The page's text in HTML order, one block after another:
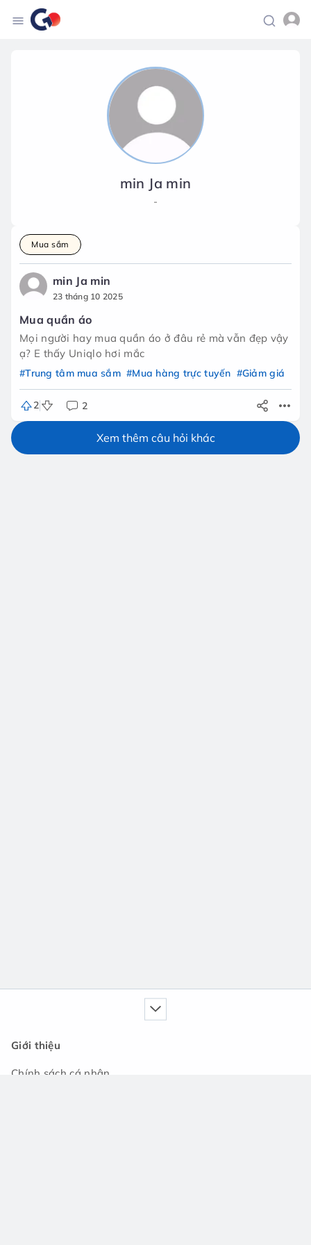
min Ja min
-
Mua sắm
min Ja min
23 tháng 10 2025
Mua quần áo
Mọi người hay mua quần áo ở đâu rẻ mà vẫn đẹp vậy
ạ? E thấy Uniqlo hơi mắc
#Trung tâm mua sắm #Mua hàng trực tuyến #Giảm giá
2 2
Xem thêm câu hỏi khác
Giới thiệu
Chính sách cá nhân